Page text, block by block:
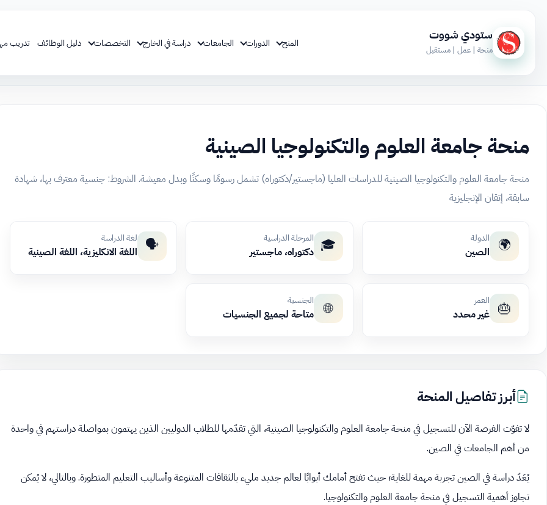
ستودي شووت
منحة | عمل | مستقبل
المنح الدورات الجامعات دراسة في الخارج التخصصات دليل الوظائف تدريب
منحة جامعة العلوم والتكنولوجيا الصينية
منحة جامعة العلوم والتكنولوجيا الصينية للدراسات العليا (ماجستير/دكتوراه) تشمل رسومًا وسكنًا وبدل معيشة. الشروط: جنسية معترف بها، شهادة
سابقة، إتقان الإنجليزية
🌍 الدولة
الصين 🎓 المرحلة الدراسية
دكتوراه، ماجستير 🗣️ لغة الدراسة
اللغة الانكليزية، اللغة الصينية
🎂 العمر
غير محدد 🌐 الجنسية
متاحة لجميع الجنسيات
أبرز تفاصيل المنحة
لا تفوّت الفرصة الآن للتسجيل في منحة جامعة العلوم والتكنولوجيا الصينية، التي تقدّمها للطلاب الدوليين الذين يهتمون بمواصلة دراستهم في واحدة
من أهم الجامعات في الصين.
يُعَدّ دراسة في الصين تجربة مهمة للغاية؛ حيث تفتح أمامك أبوابًا لعالم جديد مليء بالثقافات المتنوعة وأساليب التعليم المتطورة. وبالتالي، لا يُمكن
تجاوز أهمية التسجيل في منحة جامعة العلوم والتكنولوجيا.